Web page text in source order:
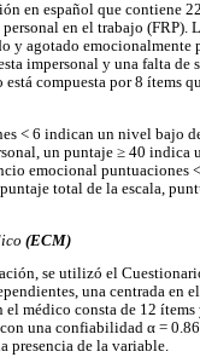
en español que contiene
en el trabajo (FRP).
y agotado
impersonal y una falta
compuesta por 8 ítems
< 6 indican un nivel bajo
un puntaje ≥ 40
emocional
total de la escala,
(ECM)
se utilizó el
una centrada en
médico consta de 12
una confiabilidad α =
presencia de la variable.